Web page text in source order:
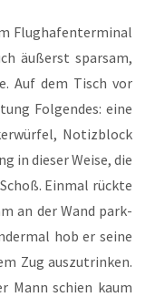
Flug­ha­fen­ter­mi­nal
äußerst spar­sam,
Auf dem Tisch vor
Fol­gen­des: eine
Notiz­block
in die­ser Wei­se, die
Ein­mal rück­te
an der Wand park­
hob er sei­ne
Zug aus­zu­trin­ken.
Mann schien kaum